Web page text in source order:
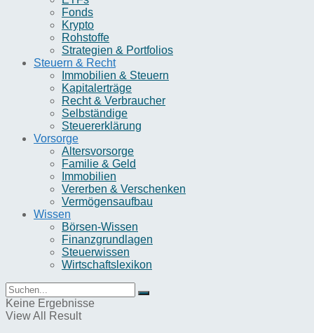
Fonds
Krypto
Rohstoffe
Strategien & Portfolios
Steuern & Recht
Immobilien & Steuern
Kapitalerträge
Recht & Verbraucher
Selbständige
Steuererklärung
Vorsorge
Altersvorsorge
Familie & Geld
Immobilien
Vererben & Verschenken
Vermögensaufbau
Wissen
Börsen-Wissen
Finanzgrundlagen
Steuerwissen
Wirtschaftslexikon
Keine Ergebnisse
View All Result